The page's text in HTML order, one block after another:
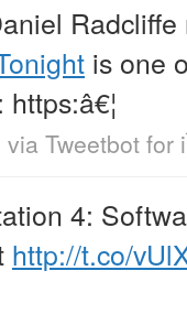
is one
via Tweetbot for
4:
http://t.co/